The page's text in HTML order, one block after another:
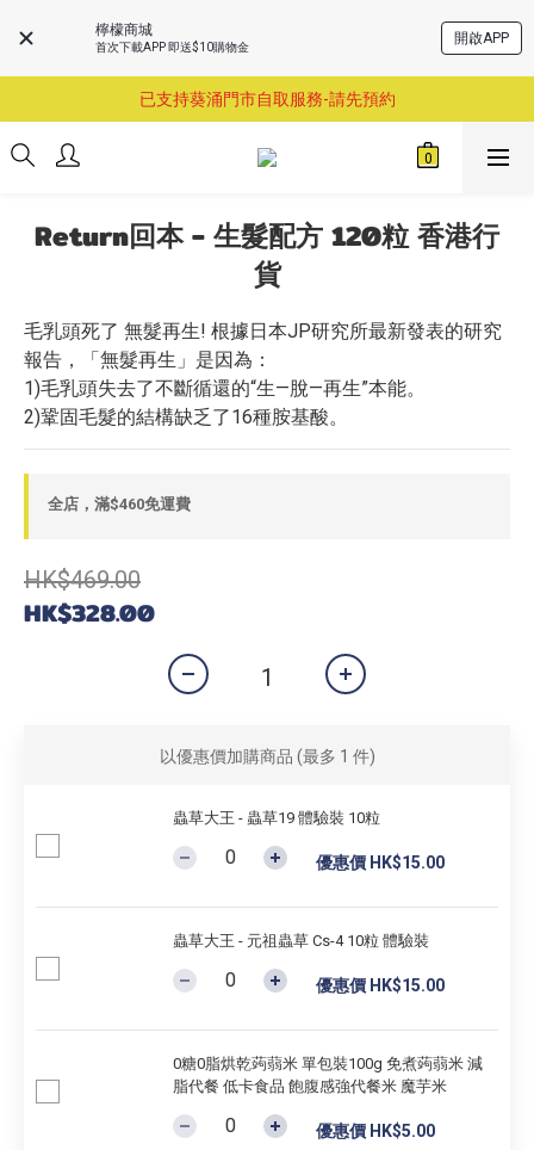
檸檬商城
首次下載APP 即送$10購物金
開啟APP
購物滿$460即享順豐免運費服務
購物滿$460即享順豐免運費服務
已支持葵涌門市自取服務-請先預約
購物滿$460即享順豐免運費服務
Return回本 - 生髮配方 120粒 香港行
貨
毛乳頭死了 無髮再生! 根據日本JP研究所最新發表的研究
報告，「無髮再生」是因為：
1)毛乳頭失去了不斷循還的“生—脫—再生”本能。
2)鞏固毛髮的結構缺乏了16種胺基酸。
全店，滿$460免運費
HK$469.00
HK$328.00
以優惠價加購商品 (最多 1 件)
蟲草大王 - 蟲草19 體驗裝 10粒
優惠價 HK$15.00
蟲草大王 - 元祖蟲草 Cs-4 10粒 體驗裝
優惠價 HK$15.00
0糖0脂烘乾蒟蒻米 單包裝100g 免煮蒟蒻米 減
脂代餐 低卡食品 飽腹感強代餐米 魔芋米
優惠價 HK$5.00